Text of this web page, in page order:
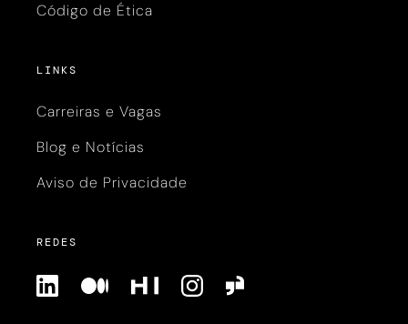
Código de Ética
LINKS
Carreiras e Vagas
Blog e Notícias
Aviso de Privacidade
REDES